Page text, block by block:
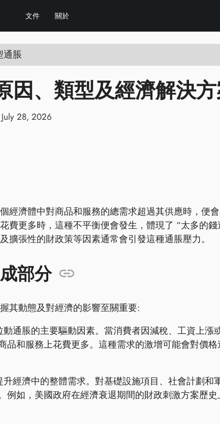
文件 關於
通脹
因、類型及經濟解決
July 28, 2026
經濟體中對商品和服務的總需求超過其供應時，便
費更多時，這種不平衡便會發生，體現了 “太多的
擴張性的財政策等因素通常會引發這種通脹壓力。
部分
其動態及對經濟的影響至關重要:
通脹的主要驅動因素。當消費者因減稅、工資上漲
品和服務上花費更多。這種需求的激增可能會對價
經濟中的整體需求。對基礎設施項目、社會計劃和
例如，美國政府在經濟衰退期間的財政刺激方案歷